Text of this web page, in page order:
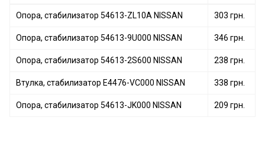
Опора, стабилизатор 54613-ZL10A NISSAN 303 грн.
Опора, стабилизатор 54613-9U000 NISSAN 346 грн.
Опора, стабилизатор 54613-2S600 NISSAN 238 грн.
Втулка, стабилизатор E4476-VC000 NISSAN 338 грн.
Опора, стабилизатор 54613-JK000 NISSAN 209 грн.